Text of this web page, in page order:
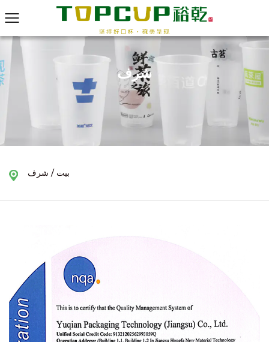
شرف
بيت / شرف